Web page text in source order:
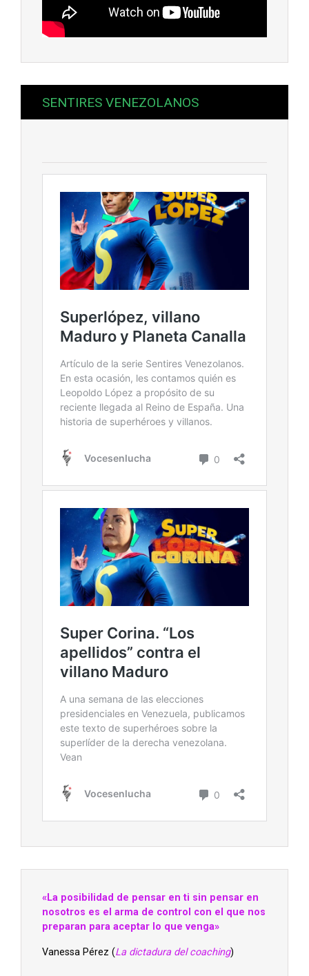
SENTIRES VENEZOLANOS
«La posibilidad de pensar en ti sin pensar en
nosotros es el arma de control con el que nos
preparan para aceptar lo que venga»
Vanessa Pérez (La dictadura del coaching)